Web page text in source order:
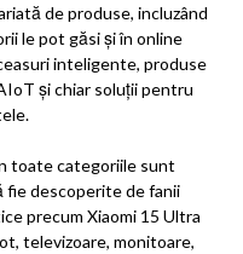
de produse, incluzând
le pot găsi și în online
inteligente, produse
și chiar soluții pentru
toate categoriile sunt
fie descoperite de fanii
precum Xiaomi 15 Ultra
televizoare, monitoare,